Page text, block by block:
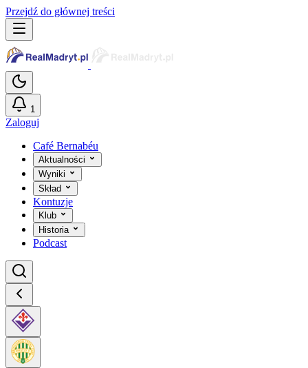
Przejdź do głównej treści
1
Zaloguj
Café Bernabéu
Aktualności
Wyniki
Skład
Kontuzje
Klub
Historia
Podcast